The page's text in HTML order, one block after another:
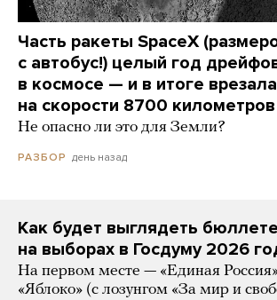
Часть ракеты SpaceX
с автобус!) целый год
в космосе — и в итоге
на скорости 8700
Не опасно ли это для Земли?
РАЗБОР день назад
Как будет выглядеть
на выборах в Госдуму 2026
На первом месте — «Единая
«Яблоко» (с лозунгом «За мир и